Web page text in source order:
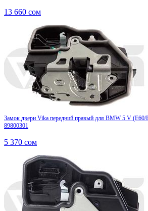
13 660 сом
Замок двери Vika передний правый для BMW 5 V
89800301
5 370 сом